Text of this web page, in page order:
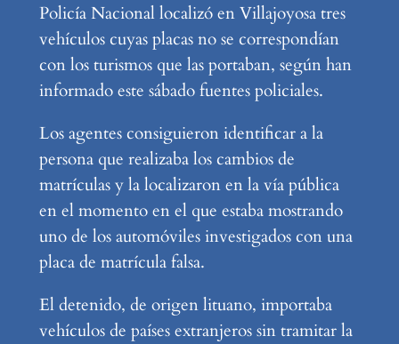
Policía Nacional localizó en Villajoyosa tres
vehículos cuyas placas no se correspondían
con los turismos que las portaban, según han
informado este sábado fuentes policiales.
Los agentes consiguieron identificar a la
persona que realizaba los cambios de
matrículas y la localizaron en la vía pública
en el momento en el que estaba mostrando
uno de los automóviles investigados con una
placa de matrícula falsa.
El detenido, de origen lituano, importaba
vehículos de países extranjeros sin tramitar la